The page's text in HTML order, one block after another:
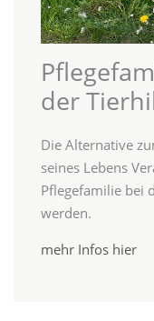
der
Die Alternative
seines Lebens
Pflegefamilie bei
werden.
mehr Infos hier